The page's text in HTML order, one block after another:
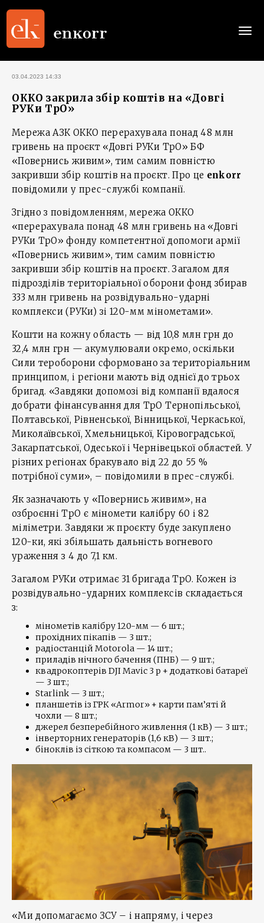
03.04.2023 14:33
ОККО закрила збір коштів на «Довгі
РУКи ТрО»
Мережа АЗК ОККО перерахувала понад 48 млн
гривень на проєкт «Довгі РУКи ТрО» БФ
«Повернись живим», тим самим повністю
закривши збір коштів на проєкт. Про це enkorr
повідомили у прес-службі компанії.
Згідно з повідомленням, мережа ОККО
«перерахувала понад 48 млн гривень на «Довгі
РУКи ТрО» фонду компетентної допомоги армії
«Повернись живим», тим самим повністю
закривши збір коштів на проєкт. Загалом для
підрозділів територіальної оборони фонд збирав
333 млн гривень на розвідувально-ударні
комплекси (РУКи) зі 120-мм мінометами».
Кошти на кожну область — від 10,8 млн грн до
32,4 млн грн — акумулювали окремо, оскільки
Сили тероборони сформовано за територіальним
принципом, і регіони мають від однієї до трьох
бригад. «Завдяки допомозі від компанії вдалося
добрати фінансування для ТрО Тернопільської,
Полтавської, Рівненської, Вінницької, Черкаської,
Миколаївської, Хмельницької, Кіровоградської,
Закарпатської, Одеської і Чернівецької областей. У
різних регіонах бракувало від 22 до 55 %
потрібної суми», – повідомили в прес-службі.
Як зазначають у «Повернись живим», на
озброєнні ТрО є міномети калібру 60 і 82
міліметри. Завдяки ж проєкту буде закуплено
120-ки, які збільшать дальність вогневого
ураження з 4 до 7,1 км.
Загалом РУКи отримає 31 бригада ТрО. Кожен із
розвідувально-ударних комплексів складається
з:
мінометів калібру 120-мм — 6 шт.;
прохідних пікапів — 3 шт.;
радіостанцій Motorola — 14 шт.;
приладів нічного бачення (ПНБ) — 9 шт.;
квадрокоптерів DJI Mavic 3 p + додаткові батареї
— 3 шт.;
Starlink — 3 шт.;
планшетів із ГРК «Armor» + карти пам’яті й
чохли — 8 шт.;
джерел безперебійного живлення (1 кВ) — 3 шт.;
інверторних генераторів (1,6 кВ) — 3 шт.;
біноклів із сіткою та компасом — 3 шт..
«Ми допомагаємо ЗСУ – і напряму, і через